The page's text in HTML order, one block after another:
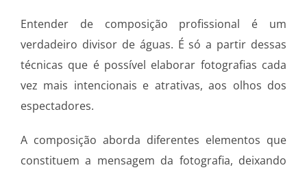
Entender de composição profissional é um
verdadeiro divisor de águas. É só a partir dessas
técnicas que é possível elaborar fotografias cada
vez mais intencionais e atrativas, aos olhos dos
espectadores.
A composição aborda diferentes elementos que
constituem a mensagem da fotografia, deixando